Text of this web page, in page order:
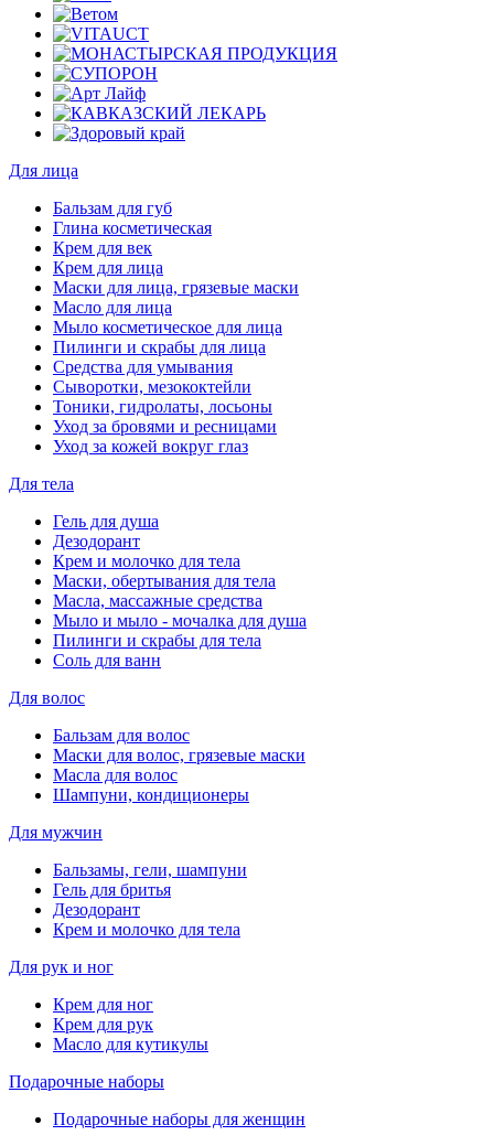
Для лица
Бальзам для губ
Глина косметическая
Крем для век
Крем для лица
Маски для лица, грязевые маски
Масло для лица
Мыло косметическое для лица
Пилинги и скрабы для лица
Средства для умывания
Сыворотки, мезококтейли
Тоники, гидролаты, лосьоны
Уход за бровями и ресницами
Уход за кожей вокруг глаз
Для тела
Гель для душа
Дезодорант
Крем и молочко для тела
Маски, обертывания для тела
Масла, массажные средства
Мыло и мыло - мочалка для душа
Пилинги и скрабы для тела
Соль для ванн
Для волос
Бальзам для волос
Маски для волос, грязевые маски
Масла для волос
Шампуни, кондиционеры
Для мужчин
Бальзамы, гели, шампуни
Гель для бритья
Дезодорант
Крем и молочко для тела
Для рук и ног
Крем для ног
Крем для рук
Масло для кутикулы
Подарочные наборы
Подарочные наборы для женщин